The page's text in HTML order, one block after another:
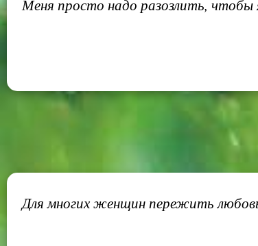
Меня просто надо разозлить, чтобы
Для многих женщин пережить